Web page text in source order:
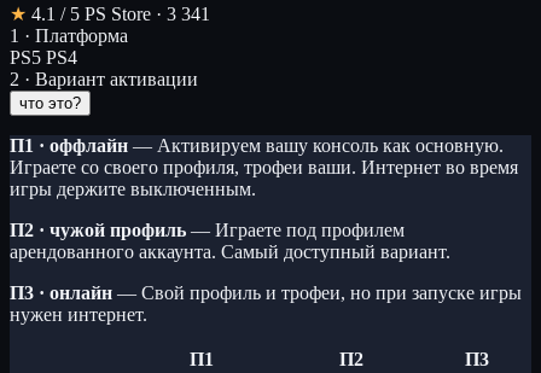
★ 4.1 / 5 PS Store · 3 341
1 · Платформа
PS5 PS4
2 · Вариант активации
что это?
П1 · оффлайн — Активируем вашу консоль как основную.
Играете со своего профиля, трофеи ваши. Интернет во время
игры держите выключенным.
П2 · чужой профиль — Играете под профилем
арендованного аккаунта. Самый доступный вариант.
П3 · онлайн — Свой профиль и трофеи, но при запуске игры
нужен интернет.
П1 П2 П3